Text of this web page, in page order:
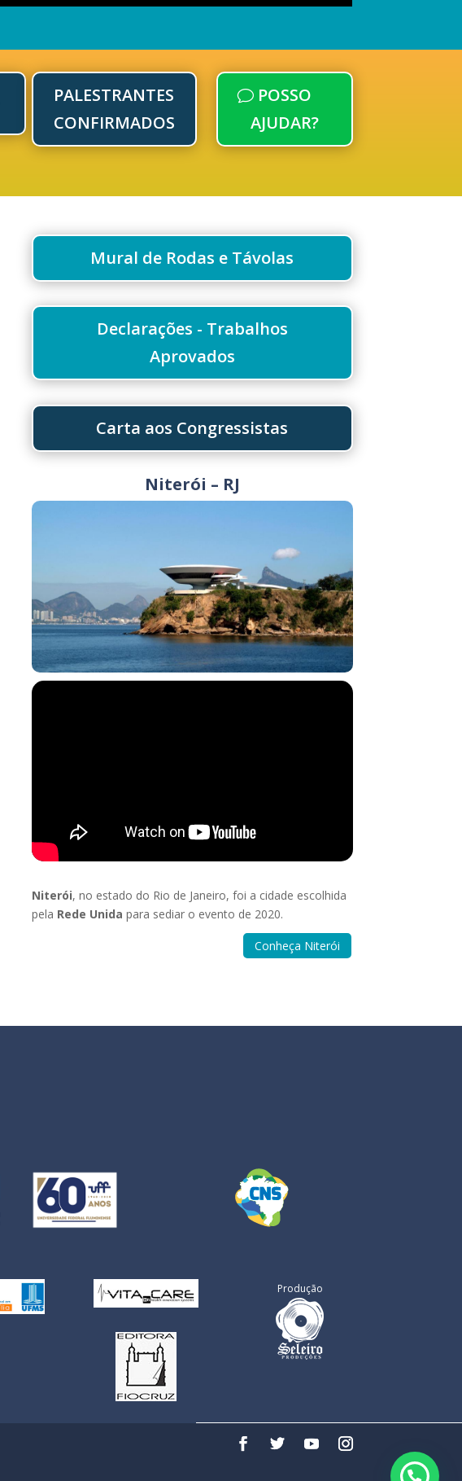
PALESTRANTES
CONFIRMADOS
POSSO
AJUDAR?
Mural de Rodas e Távolas
Declarações - Trabalhos
Aprovados
Carta aos Congressistas
Niterói – RJ
Niterói, no estado do Rio de Janeiro, foi a cidade escolhida
pela Rede Unida para sediar o evento de 2020.
Conheça Niterói
Produção